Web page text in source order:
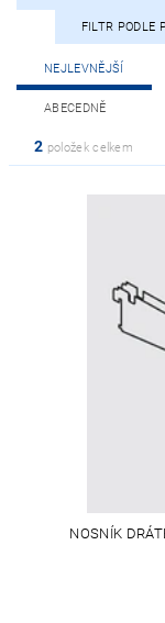
FILTR PODLE
NEJLEVNĚJŠÍ
ABECEDNĚ
2 položek celkem
NOSNÍK